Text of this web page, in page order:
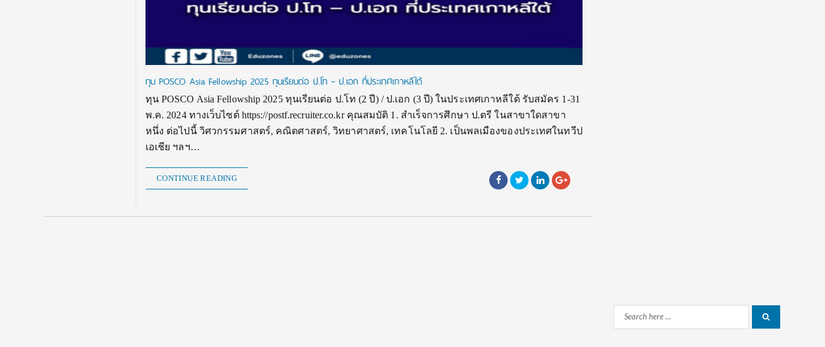
ทุน POSCO Asia Fellowship 2025 ทุนเรียนต่อ ป.โท – ป.เอก ที่ประเทศเกาหลีใต้
ทุน POSCO Asia Fellowship 2025 ทุนเรียนต่อ ป.โท (2 ปี) / ป.เอก (3 ปี) ในประเทศเกาหลีใต้ รับสมัคร 1-31
พ.ค. 2024 ทางเว็บไซต์ https://postf.recruiter.co.kr คุณสมบัติ 1. สำเร็จการศึกษา ป.ตรี ในสาขาใดสาขา
หนึ่ง ต่อไปนี้ วิศวกรรมศาสตร์, คณิตศาสตร์, วิทยาศาสตร์, เทคโนโลยี 2. เป็นพลเมืองของประเทศในทวีป
เอเชีย ฯลฯ…
CONTINUE READING
Search